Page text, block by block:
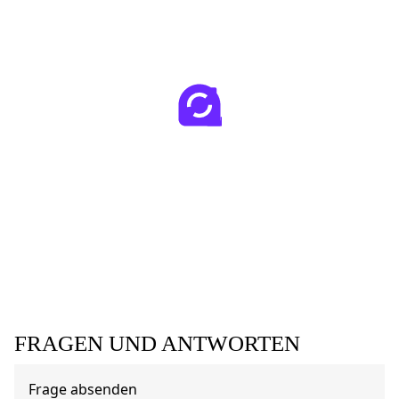
FRAGEN UND ANTWORTEN
Frage absenden